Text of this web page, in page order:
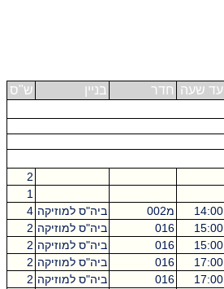
עד שעה חדר בניין
ש"ס
2
1
14:00 מ002 ביה"ס למוזיקה 4
15:00
016 ביה"ס למוזיקה 2
15:00
016 ביה"ס למוזיקה 2
17:00
016 ביה"ס למוזיקה 2
17:00
016 ביה"ס למוזיקה 2